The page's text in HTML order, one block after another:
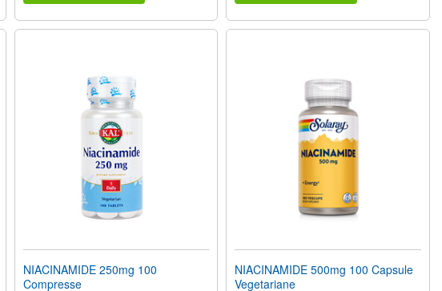
NIACINAMIDE 250mg 100
Compresse
NIACINAMIDE 500mg 100 Capsule
Vegetariane